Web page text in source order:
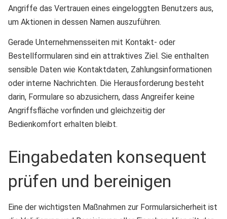
Angriffe das Vertrauen eines eingeloggten Benutzers aus,
um Aktionen in dessen Namen auszuführen.
Gerade Unternehmensseiten mit Kontakt- oder
Bestellformularen sind ein attraktives Ziel. Sie enthalten
sensible Daten wie Kontaktdaten, Zahlungsinformationen
oder interne Nachrichten. Die Herausforderung besteht
darin, Formulare so abzusichern, dass Angreifer keine
Angriffsfläche vorfinden und gleichzeitig der
Bedienkomfort erhalten bleibt.
Eingabedaten konsequent
prüfen und bereinigen
Eine der wichtigsten Maßnahmen zur Formularsicherheit ist